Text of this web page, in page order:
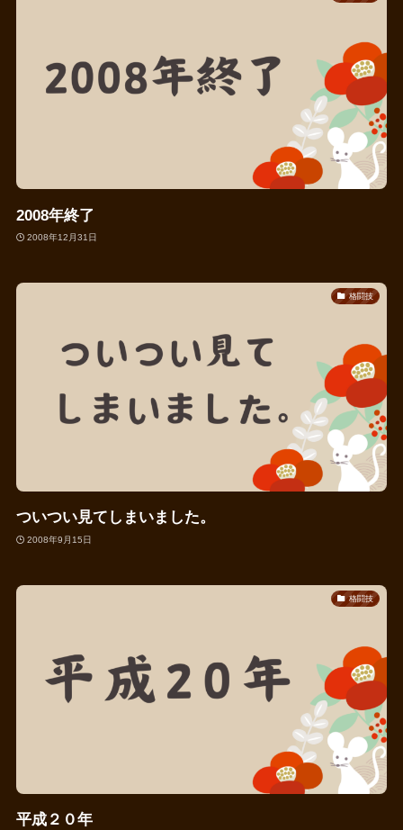
2008年終了
2008年12月31日
格闘技
ついつい見てしまいました。
2008年9月15日
格闘技
平成２０年